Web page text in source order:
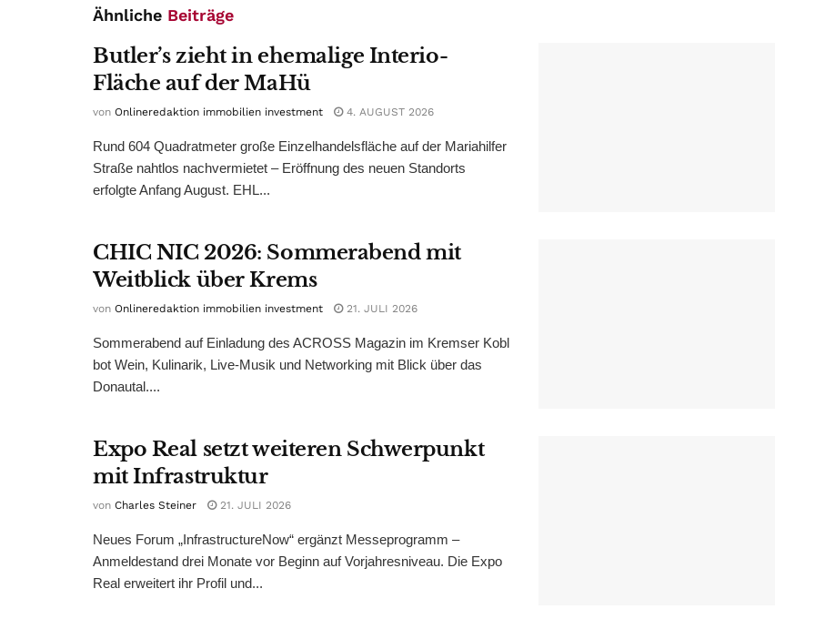
Ähnliche Beiträge
Butler’s zieht in ehemalige Interio-
Fläche auf der MaHü
von Onlineredaktion immobilien investment 4. AUGUST 2026
Rund 604 Quadratmeter große Einzelhandelsfläche auf der Mariahilfer
Straße nahtlos nachvermietet – Eröffnung des neuen Standorts
erfolgte Anfang August. EHL...
CHIC NIC 2026: Sommerabend mit
Weitblick über Krems
von Onlineredaktion immobilien investment 21. JULI 2026
Sommerabend auf Einladung des ACROSS Magazin im Kremser Kobl
bot Wein, Kulinarik, Live-Musik und Networking mit Blick über das
Donautal....
Expo Real setzt weiteren Schwerpunkt
mit Infrastruktur
von Charles Steiner 21. JULI 2026
Neues Forum „InfrastructureNow“ ergänzt Messeprogramm –
Anmeldestand drei Monate vor Beginn auf Vorjahresniveau. Die Expo
Real erweitert ihr Profil und...